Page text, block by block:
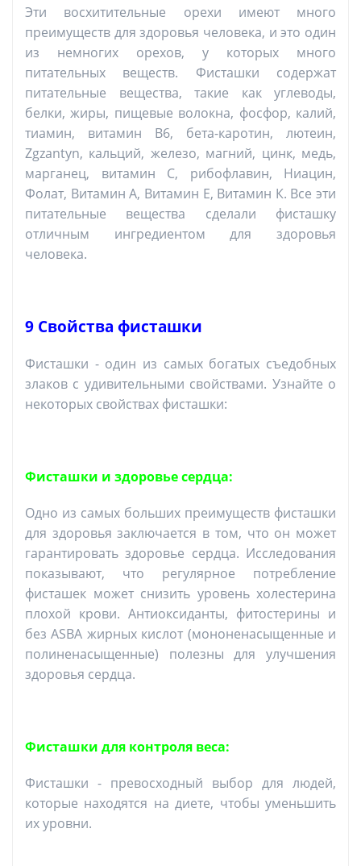
Эти восхитительные орехи имеют много
преимуществ для здоровья человека, и это один
из немногих орехов, у которых много
питательных веществ. Фисташки содержат
питательные вещества, такие как углеводы,
белки, жиры, пищевые волокна, фосфор, калий,
тиамин, витамин B6, бета-каротин, лютеин,
Zgzantyn, кальций, железо, магний, цинк, медь,
марганец, витамин С, рибофлавин, Ниацин,
Фолат, Витамин А, Витамин Е, Витамин К. Все эти
питательные вещества сделали фисташку
отличным ингредиентом для здоровья
человека.
9 Свойства фисташки
Фисташки - один из самых богатых съедобных
злаков с удивительными свойствами. Узнайте о
некоторых свойствах фисташки:
Фисташки и здоровье сердца:
Одно из самых больших преимуществ фисташки
для здоровья заключается в том, что он может
гарантировать здоровье сердца. Исследования
показывают, что регулярное потребление
фисташек может снизить уровень холестерина
плохой крови. Антиоксиданты, фитостерины и
без ASBA жирных кислот (мононенасыщенные и
полиненасыщенные) полезны для улучшения
здоровья сердца.
Фисташки для контроля веса:
Фисташки - превосходный выбор для людей,
которые находятся на диете, чтобы уменьшить
их уровни.